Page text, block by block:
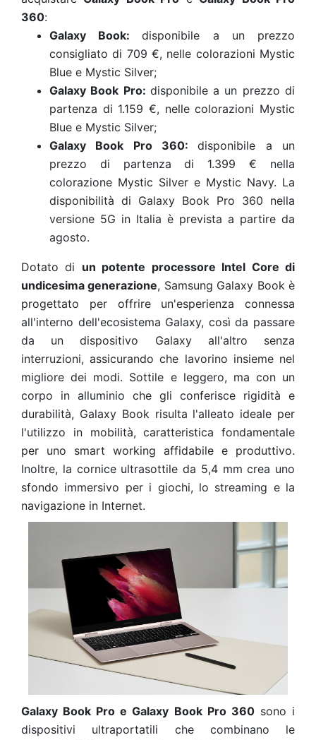
360:
Galaxy Book:disponibile a un prezzo
consigliato di 709 €, nelle colorazioni Mystic
Blue e Mystic Silver;
Galaxy Book Pro: disponibile a un prezzo di
partenza di 1.159 €, nelle colorazioni Mystic
Blue e Mystic Silver;
Galaxy Book Pro 360:disponibile a un
prezzo di partenza di 1.399 € nella
colorazione Mystic Silver e Mystic Navy. La
disponibilità di Galaxy Book Pro 360 nella
versione 5G in Italia è prevista a partire da
agosto.
Dotato di un potente processore Intel Core di
undicesima generazione, Samsung Galaxy Book è
progettato per offrire un'esperienza connessa
all'interno dell'ecosistema Galaxy, così da passare
da un dispositivo Galaxy all'altro senza
interruzioni, assicurando che lavorino insieme nel
migliore dei modi. Sottile e leggero, ma con un
corpo in alluminio che gli conferisce rigidità e
durabilità, Galaxy Book risulta l'alleato ideale per
l'utilizzo in mobilità, caratteristica fondamentale
per uno smart working affidabile e produttivo.
Inoltre, la cornice ultrasottile da 5,4 mm crea uno
sfondo immersivo per i giochi, lo streaming e la
navigazione in Internet.
Galaxy Book Pro e Galaxy Book Pro 360sono i
dispositivi ultraportatili che combinano le